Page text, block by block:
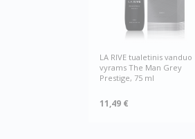
LA RIVE tualetinis vanduo
vyrams The Man Grey
Prestige, 75 ml
11,49 €